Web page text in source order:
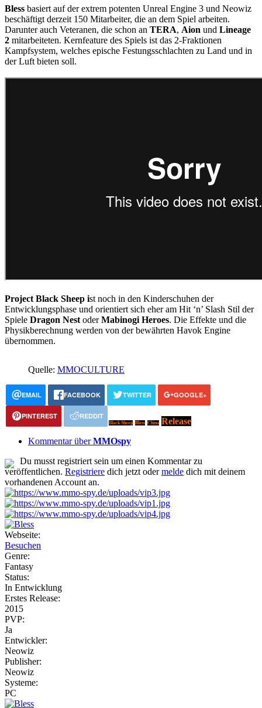
Bless basiert auf der extrem potenten Unreal Engine 3 und Neowiz
beschäftigt derzeit 150 Mitarbeiter, die an dem Spiel arbeiten.
Darunter auch Veteranen, die schon an TERA, Aion und Lineage
2 mitarbeiteten. Kernfeature des Spiels ist das 2-Fraktionen
Kampfsystem, welches epische Festungsschlachten zu Land und in
der Luft bieten soll.
Project Black Sheep ist noch in den Kinderschuhen der
Entwicklungsphase und orientiert sich eher am Hit ‘n’ Slash Stil der
Spiele Dragon Nest oderMabinogi Heroes. Die Effekte und die
Physikberechnung werden von der bewährten Havok Engine
übernommen.
Quelle: MMOCULTURE
EMAIL FACEBOOK TWITTER GOOGLE+
PINTEREST REDDIT
Black Sheep Bless China Release
Kommentar überMMOspy
Du musst registriert sein um einen Kommentar zu
veröffentlichen. Registriere dich jetzt odermelde dich mit deinem
vorhandenen Account an.
Webseite:
Besuchen
Genre:
Fantasy
Status:
In Entwicklung
Erstes Release:
2015
PVP:
Ja
Entwickler:
Neowiz
Publisher:
Neowiz
Systeme:
PC